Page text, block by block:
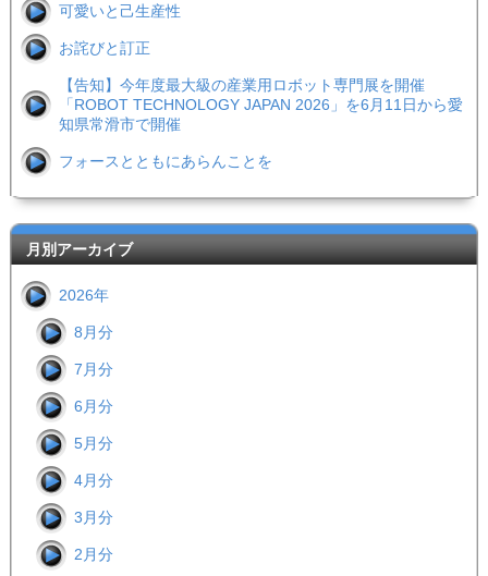
可愛いと己生産性
お詫びと訂正
【告知】今年度最大級の産業用ロボット専門展を開催
「ROBOT TECHNOLOGY JAPAN 2026」を6月11日から愛
知県常滑市で開催
フォースとともにあらんことを
月別アーカイブ
2026年
8月分
7月分
6月分
5月分
4月分
3月分
2月分